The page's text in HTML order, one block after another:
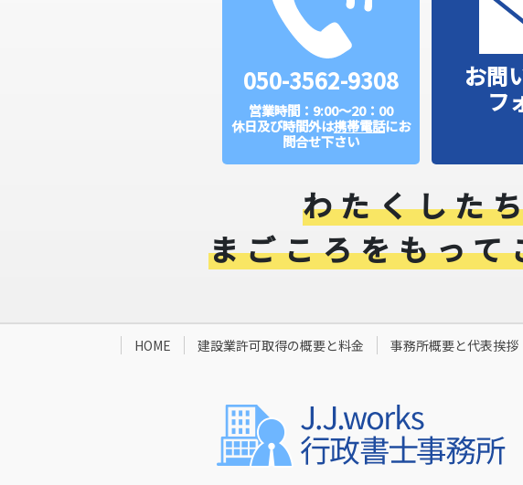
050-3562-9308
営業時間：9:00～20：00
休日及び時間外は携帯電話にお
問合せ下さい
お問
フ
わたくした
まごころをもっ
HOME 建設業許可取得の概要と料金​ 事務所概要と代表挨拶